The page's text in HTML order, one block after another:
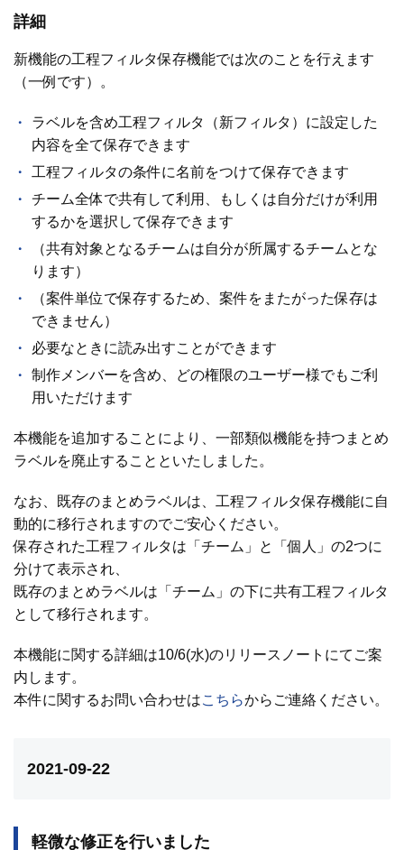
詳細
新機能の工程フィルタ保存機能では次のことを行えます
（一例です）。
ラベルを含め工程フィルタ（新フィルタ）に設定した
内容を全て保存できます
工程フィルタの条件に名前をつけて保存できます
チーム全体で共有して利用、もしくは自分だけが利用
するかを選択して保存できます
（共有対象となるチームは自分が所属するチームとな
ります）
（案件単位で保存するため、案件をまたがった保存は
できません）
必要なときに読み出すことができます
制作メンバーを含め、どの権限のユーザー様でもご利
用いただけます
本機能を追加することにより、一部類似機能を持つまとめ
ラベルを廃止することといたしました。
なお、既存のまとめラベルは、工程フィルタ保存機能に自
動的に移行されますのでご安心ください。
保存された工程フィルタは「チーム」と「個人」の2つに
分けて表示され、
既存のまとめラベルは「チーム」の下に共有工程フィルタ
として移行されます。
本機能に関する詳細は10/6(水)のリリースノートにてご案
内します。
本件に関するお問い合わせはこちらからご連絡ください。
2021-09-22
軽微な修正を行いました